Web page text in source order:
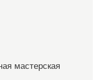
мастерская